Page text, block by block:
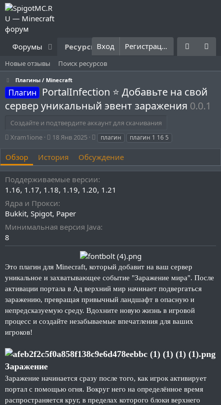
Форумы Ресурсы Что нового? Правила
Вход Регистрация
Новые отзывы Поиск ресурсов
Плагины / Minecraft
Плагин
PortalInfection ⭐ Добавьте на свой
сервер уникальный эвент заражения 0.0.1
Создайте и подтвердите аккаунт для скачивания
А
т
о
р
Xram1ione
Д
т
а
с
о
з
а
н
и
18 Янв 2025
Т
г
и
плагин плагин 1 16 5
Обзор История Обсуждение
Поддерживаемые версии
1.16 1.17 1.18 1.19 1.20 1.21
Ядра и Прокси
Bukkit Spigot Paper
Минимальная версия Java
8
Это плагин для Minecraft, который добавит на ваш сервер
уникальное и захватывающее событие "Заражение мира". После
активации портала в Ад верхний мир начинает подвергаться
заражению, превращая привычный ландшафт в опасную и
непредсказуемую среду. Вдохните новую жизнь в игровой
процесс и создайте незабываемые впечатления для ваших
игроков!
Заражение
Заражение начинается сразу после того, как игрок активирует
портал с помощью огня. Вокруг него на определённое время
распространяется круг, в пределах которого блоки верхнего